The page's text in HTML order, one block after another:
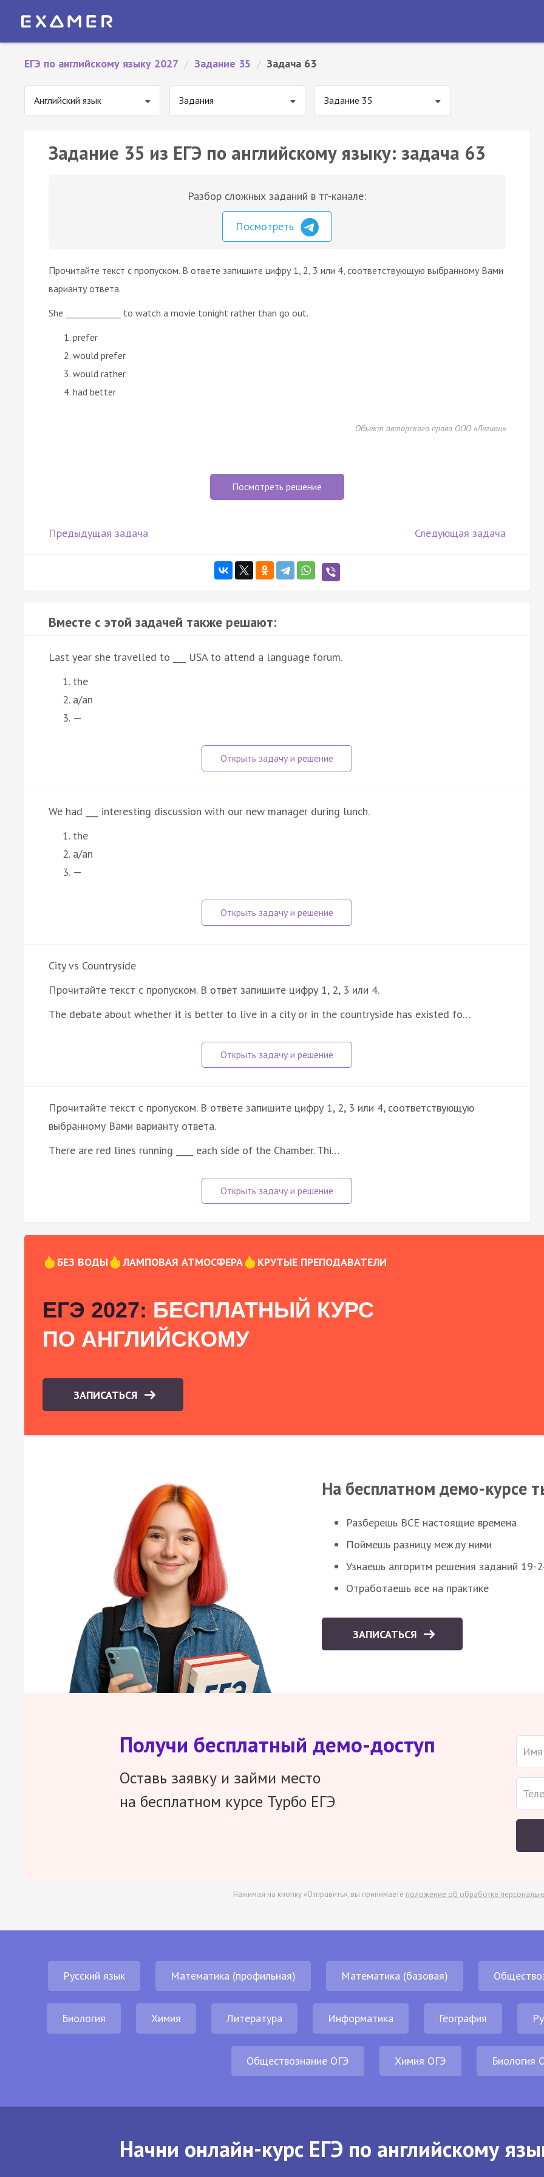
ЕГЭ по английскому языку 2027 / Задание 35 / Задача 63
Английский язык Задания Задание 35
Задание 35 из ЕГЭ по английскому языку: задача 63
Разбор сложных заданий в тг-канале:
Посмотреть
Прочитайте текст с пропуском. В ответе запишите цифру 1, 2, 3 или 4, соответствующую выбранному Вами
варианту ответа.
She _____________ to watch a movie tonight rather than go out.
prefer
would prefer
would rather
had better
Объект авторского права ООО «Легион»
Посмотреть решение
Предыдущая задача Следующая задача
Вместе с этой задачей также решают:
Last year she travelled to ___ USA to attend a language forum.
the
a/an
—
We had ___ interesting discussion with our new manager during lunch.
the
a/an
—
City vs Countryside
Прочитайте текст с пропуском. В ответ запишите цифру 1, 2, 3 или 4.
The debate about whether it is better to live in a city or in the countryside has existed fo…
Прочитайте текст с пропуском. В ответе запишите цифру 1, 2, 3 или 4, соответствующую
выбранному Вами варианту ответа.
There are red lines running ____ each side of the Chamber. Thi…
БЕЗ ВОДЫ ЛАМПОВАЯ АТМОСФЕРА КРУТЫЕ ПРЕПОДАВАТЕЛИ
ЕГЭ 2027: БЕСПЛАТНЫЙ КУРС
ПО АНГЛИЙСКОМУ
ЗАПИСАТЬСЯ
На бесплатном демо-курсе
Разберешь ВСЕ настоящие времена
Поймешь разницу между ними
Узнаешь алгоритм решения заданий 19-
Отработаешь все на практике
ЗАПИСАТЬСЯ
Получи бесплатный демо-доступ
Оставь заявку и займи место
на бесплатном курсе Турбо ЕГЭ
Нажимая на кнопку «Отправить», вы принимаете положение об обработке
Русский язык Математика (профильная) Математика (базовая)
Биология Химия Литература Информатика География
Обществознание ОГЭ Химия ОГЭ Биология
Начни онлайн-курс ЕГЭ по английскому